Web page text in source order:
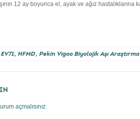
12 ay boyunca el, ayak ve ağız hastalıklarına
EV71, HFMD, Pekin Vigoo Biyolojik Aşı
açmalısınız.